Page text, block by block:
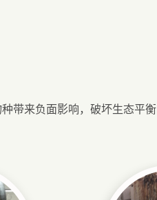
带来负面影响，破坏生态平衡